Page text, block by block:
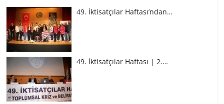
49. İktisatçılar Haftası’ndan…
49. İktisatçılar Haftası | 2.…